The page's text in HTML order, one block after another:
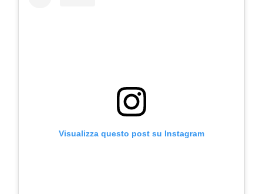
Visualizza questo post su Instagram
Cosmprof Worldwide Bologna
presenta THE BEAUTY &
WELLNESS CONGRESS 2022: I